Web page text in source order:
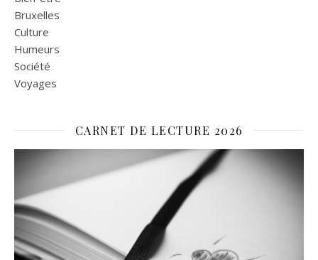
Bruxelles
Culture
Humeurs
Société
Voyages
CARNET DE LECTURE 2026